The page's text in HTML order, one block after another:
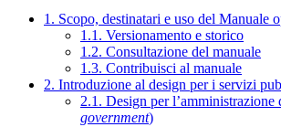
1. Scopo, destinatari e uso del Manuale
1.1. Versionamento e storico
1.2. Consultazione del manuale
1.3. Contribuisci al manuale
2. Introduzione al design per i servizi
2.1. Design per l’amministrazione
government)